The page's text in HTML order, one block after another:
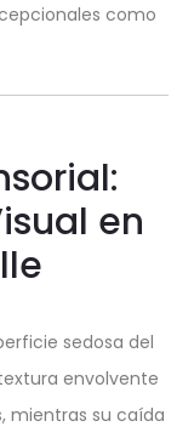
como
en
sedosa del
envolvente
mientras su caída